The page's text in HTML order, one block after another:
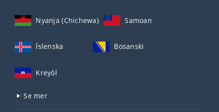
Nyanja (Chichewa) Samoan
Íslenska Bosanski
Kreyòl
Se mer